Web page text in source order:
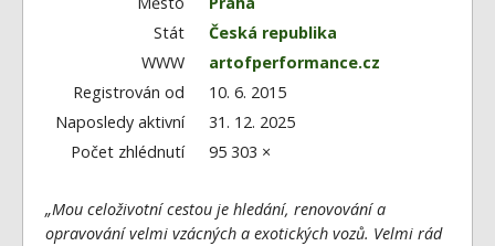
Kontakt
Stát
Česká republika
WWW
artofperformance.cz
Registrován od
10. 6. 2015
Naposledy aktivní
31. 12. 2025
Počet zhlédnutí
95 303 ×
„Mou celoživotní cestou je hledání, renovování a
opravování velmi vzácných a exotických vozů. Velmi rád